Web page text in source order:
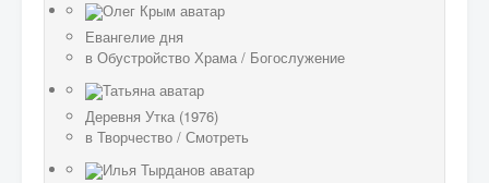
Евангелие дня
в Обустройство Храма / Богослужение
Деревня Утка (1976)
в Творчество / Смотреть